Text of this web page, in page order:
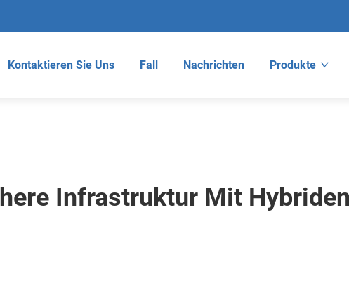
Kontaktieren Sie Uns Fall Nachrichten Produkte
Infrastruktur Mit